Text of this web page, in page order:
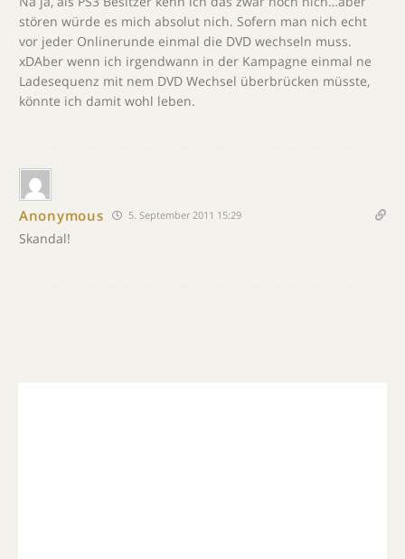
stören würde es mich absolut nich. Sofern man nich echt
vor jeder Onlinerunde einmal die DVD wechseln muss.
xDAber wenn ich irgendwann in der Kampagne einmal ne
Ladesequenz mit nem DVD Wechsel überbrücken müsste,
könnte ich damit wohl leben.
Anonymous 5. September 2011 15:29
Skandal!